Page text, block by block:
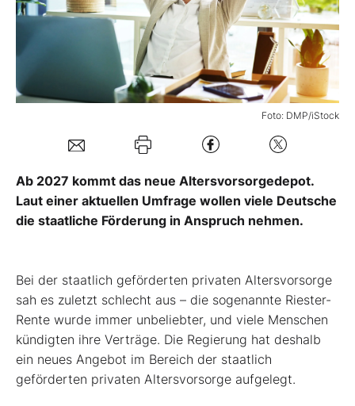
Mein B:O
Mein Konto
Kontakt
Foto: DMP/iStock
Ab 2027 kommt das neue Altersvorsorgedepot.
Laut einer aktuellen Umfrage wollen viele Deutsche
die staatliche Förderung in Anspruch nehmen.
Bei der staatlich geförderten privaten Altersvorsorge
sah es zuletzt schlecht aus – die sogenannte Riester-
Rente wurde immer unbeliebter, und viele Menschen
kündigten ihre Verträge. Die Regierung hat deshalb
ein neues Angebot im Bereich der staatlich
geförderten privaten Altersvorsorge aufgelegt.